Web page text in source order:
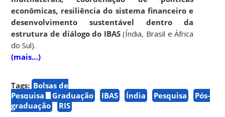
econômicas, resiliência do sistema financeiro e
desenvolvimento sustentável dentro da
estrutura de diálogo do IBAS(Índia, Brasil e África
do Sul).
(mais…)
Tags: Bolsas de
Pesquisa
Graduação IBAS Índia Pesquisa
Pós-
graduação
RIS